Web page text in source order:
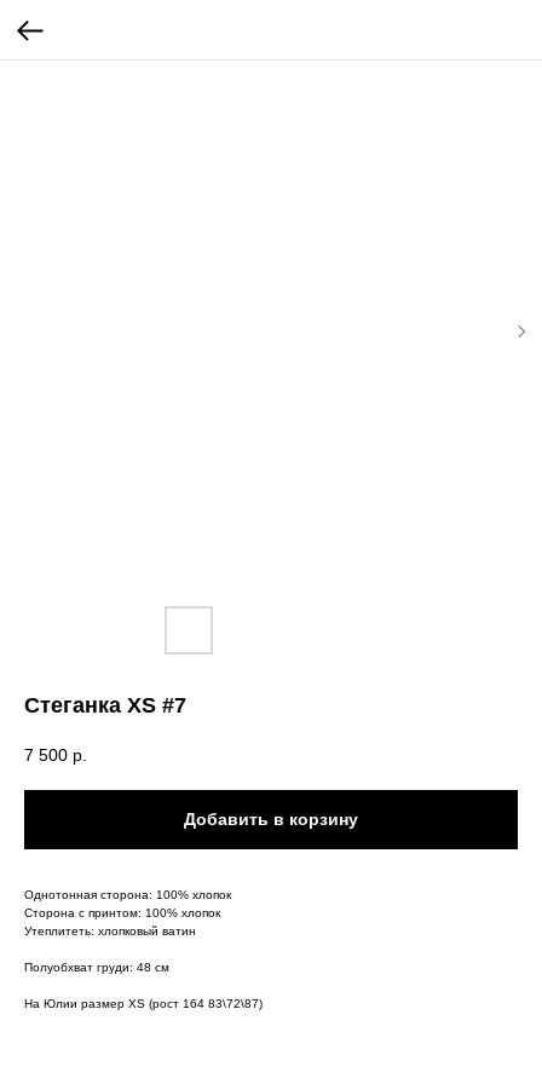
Стеганка XS #7
7 500 р.
Добавить в корзину
Однотонная сторона: 100% хлопок
Сторона с принтом: 100% хлопок
Утеплитеть: хлопковый ватин
Полуобхват груди: 48 см
На Юлии размер XS (рост 164 83\72\87)